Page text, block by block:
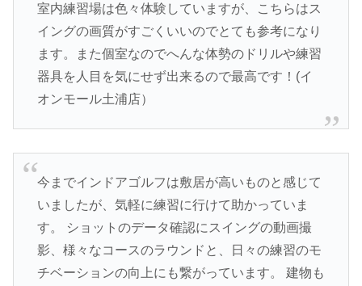
室内練習場は色々体験していますが、こちらはス
イングの画質がすごくいいのでとても参考になり
ます。また個室なのでへんな体勢のドリルや練習
器具を人目を気にせず出来るので最高です！(イ
オンモール土浦店）
今までインドアゴルフは敷居が高いものと感じて
いましたが、気軽に練習に行けて助かっていま
す。 ショットのデータ確認にスイングの動画撮
影、様々なコースのラウンドと、日々の練習のモ
チベーションの向上にも繋がっています。 建物も